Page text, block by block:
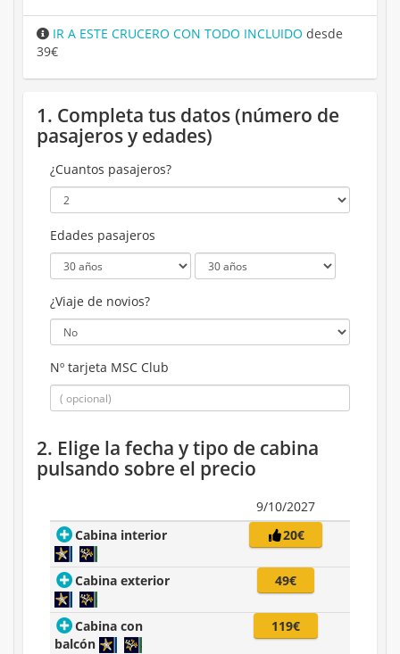
IR A ESTE CRUCERO CON TODO INCLUIDO desde
39€
1. Completa tus datos (número de
pasajeros y edades)
¿Cuantos pasajeros?
Edades pasajeros
¿Viaje de novios?
Nº tarjeta MSC Club
2. Elige la fecha y tipo de cabina
pulsando sobre el precio
9/10/2027
Cabina interior
20€
Cabina exterior 49€
Cabina con
balcón
119€